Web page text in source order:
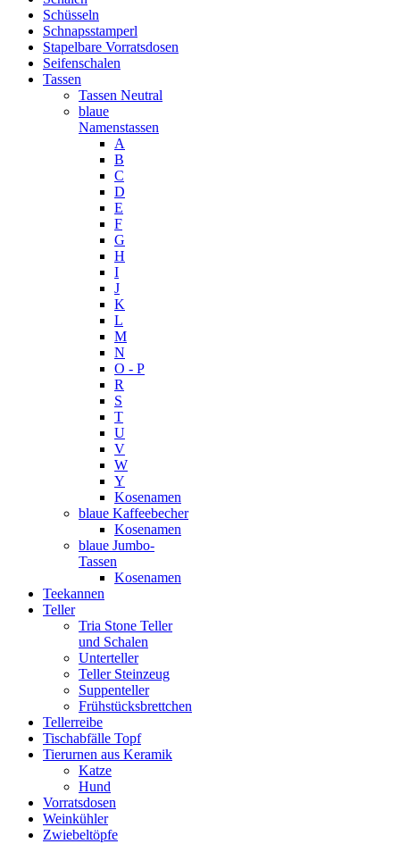
Schüsseln
Schnapsstamperl
Stapelbare Vorratsdosen
Seifenschalen
Tassen
Tassen Neutral
blaue
Namenstassen
A
B
C
D
E
F
G
H
I
J
K
L
M
N
O - P
R
S
T
U
V
W
Y
Kosenamen
blaue Kaffeebecher
Kosenamen
blaue Jumbo-
Tassen
Kosenamen
Teekannen
Teller
Tria Stone Teller
und Schalen
Unterteller
Teller Steinzeug
Suppenteller
Frühstücksbrettchen
Tellerreibe
Tischabfälle Topf
Tierurnen aus Keramik
Katze
Hund
Vorratsdosen
Weinkühler
Zwiebeltöpfe